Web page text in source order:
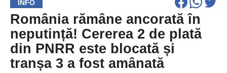
INFO
România rămâne ancorată în
neputință! Cererea 2 de plată
din PNRR este blocată și
tranșa 3 a fost amânată